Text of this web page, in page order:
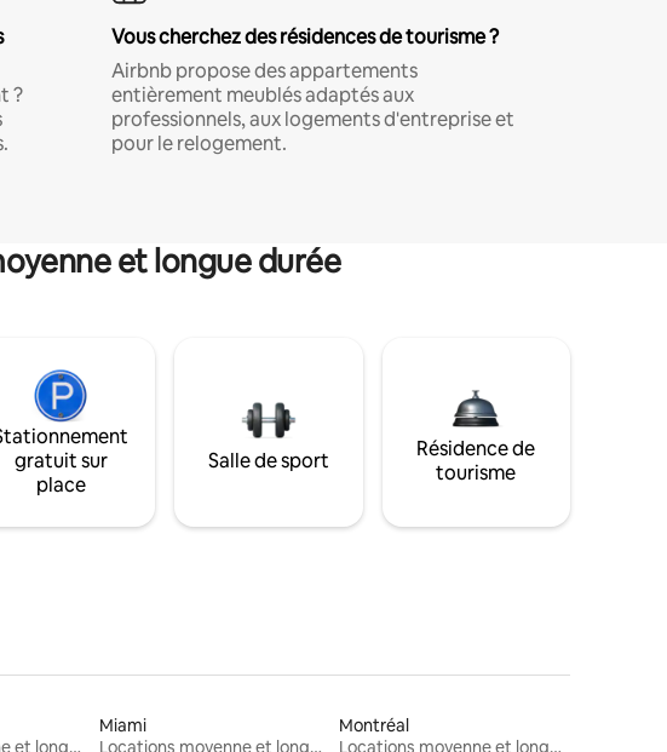
?
Vous cherchez des résidences de tourisme ?
Airbnb propose des appartements
entièrement meublés adaptés aux
professionnels, aux logements d'entreprise et
pour le relogement.
et longue durée
gratuit sur
place
Salle de sport
Résidence de
tourisme
Locations moyenne et longue durée
Miami
Locations moyenne et longue durée
Montréal
Locations moyenne et longue durée